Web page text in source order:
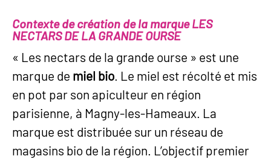
Contexte de création de la marque LES
NECTARS DE LA GRANDE OURSE
« Les nectars de la grande ourse » est une
marque de miel bio. Le miel est récolté et mis
en pot par son apiculteur en région
parisienne, à Magny-les-Hameaux. La
marque est distribuée sur un réseau de
magasins bio de la région. L’objectif premier